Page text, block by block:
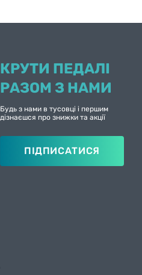
КРУТИ ПЕДАЛІ
РАЗОМ З НАМИ
Будь з нами в тусовці і першим
дізнаєшся про знижки та акції
ПІДПИСАТИСЯ